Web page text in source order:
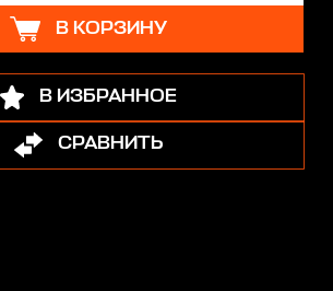
В КОРЗИНУ
В ИЗБРАННОЕ
СРАВНИТЬ